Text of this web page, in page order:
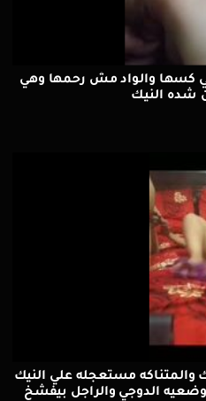
كسها والواد مش رحمها وهي
شده النيك
والمتناكه مستعجله علي النيك
الدوجي والراجل بيفشخ